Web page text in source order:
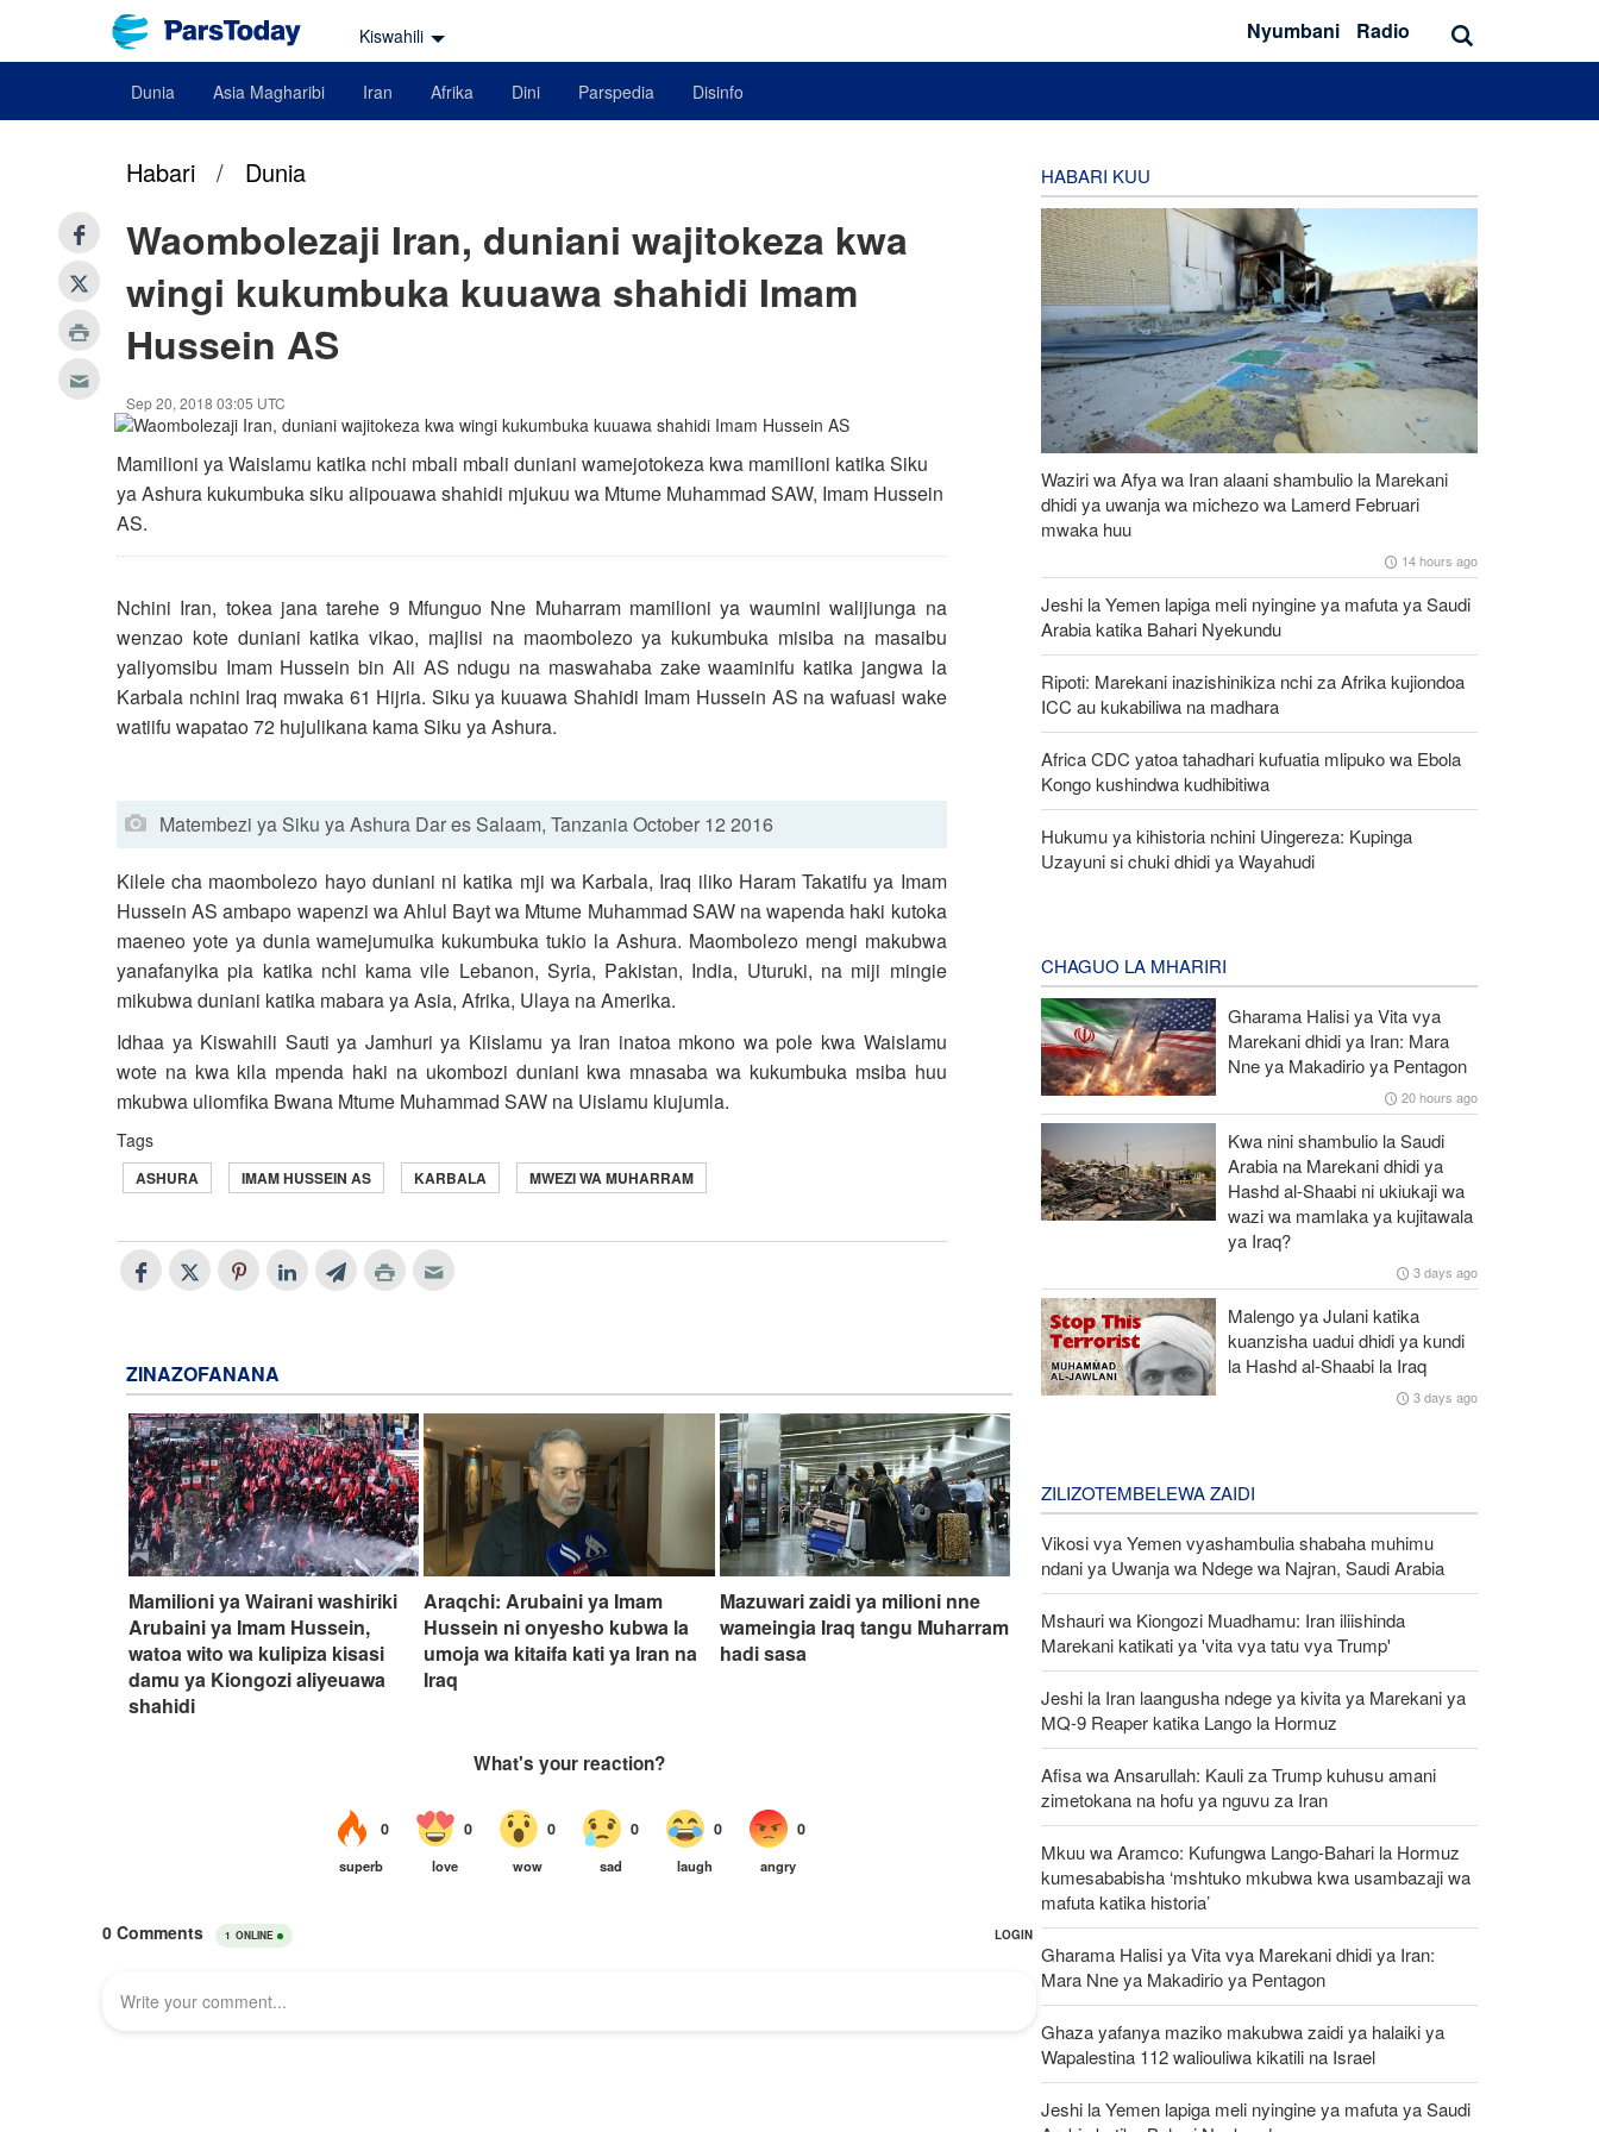
Kiswahili Nyumbani Radio
Dunia Asia Magharibi Iran Afrika Dini Parspedia Disinfo
Habari / Dunia
Waombolezaji Iran, duniani wajitokeza kwa
wingi kukumbuka kuuawa shahidi Imam
Hussein AS
Sep 20, 2018 03:05 UTC
Mamilioni ya Waislamu katika nchi mbali mbali duniani wamejotokeza kwa mamilioni katika Siku
ya Ashura kukumbuka siku alipouawa shahidi mjukuu wa Mtume Muhammad SAW, Imam Hussein
AS.
Nchini Iran, tokea jana tarehe 9 Mfunguo Nne Muharram mamilioni ya waumini walijiunga na
wenzao kote duniani katika vikao, majlisi na maombolezo ya kukumbuka misiba na masaibu
yaliyomsibu Imam Hussein bin Ali AS ndugu na maswahaba zake waaminifu katika jangwa la
Karbala nchini Iraq mwaka 61 Hijria. Siku ya kuuawa Shahidi Imam Hussein AS na wafuasi wake
watiifu wapatao 72 hujulikana kama Siku ya Ashura.
Matembezi ya Siku ya Ashura Dar es Salaam, Tanzania October 12 2016
Kilele cha maombolezo hayo duniani ni katika mji wa Karbala, Iraq iliko Haram Takatifu ya Imam
Hussein AS ambapo wapenzi wa Ahlul Bayt wa Mtume Muhammad SAW na wapenda haki kutoka
maeneo yote ya dunia wamejumuika kukumbuka tukio la Ashura. Maombolezo mengi makubwa
yanafanyika pia katika nchi kama vile Lebanon, Syria, Pakistan, India, Uturuki, na miji mingie
mikubwa duniani katika mabara ya Asia, Afrika, Ulaya na Amerika.
Idhaa ya Kiswahili Sauti ya Jamhuri ya Kiislamu ya Iran inatoa mkono wa pole kwa Waislamu
wote na kwa kila mpenda haki na ukombozi duniani kwa mnasaba wa kukumbuka msiba huu
mkubwa uliomfika Bwana Mtume Muhammad SAW na Uislamu kiujumla.
Tags
ASHURA IMAM HUSSEIN AS KARBALA MWEZI WA MUHARRAM
ZINAZOFANANA
Mamilioni ya Wairani washiriki
Arubaini ya Imam Hussein,
watoa wito wa kulipiza kisasi
damu ya Kiongozi aliyeuawa
shahidi
Araqchi: Arubaini ya Imam
Hussein ni onyesho kubwa la
umoja wa kitaifa kati ya Iran na
Iraq
Mazuwari zaidi ya milioni nne
wameingia Iraq tangu Muharram
hadi sasa
HABARI KUU
Waziri wa Afya wa Iran alaani shambulio la Marekani
dhidi ya uwanja wa michezo wa Lamerd Februari
mwaka huu
14 hours ago
Jeshi la Yemen lapiga meli nyingine ya mafuta ya Saudi
Arabia katika Bahari Nyekundu
Ripoti: Marekani inazishinikiza nchi za Afrika kujiondoa
ICC au kukabiliwa na madhara
Africa CDC yatoa tahadhari kufuatia mlipuko wa Ebola
Kongo kushindwa kudhibitiwa
Hukumu ya kihistoria nchini Uingereza: Kupinga
Uzayuni si chuki dhidi ya Wayahudi
CHAGUO LA MHARIRI
Gharama Halisi ya Vita vya
Marekani dhidi ya Iran: Mara
Nne ya Makadirio ya Pentagon
20 hours ago
Kwa nini shambulio la Saudi
Arabia na Marekani dhidi ya
Hashd al-Shaabi ni ukiukaji wa
wazi wa mamlaka ya kujitawala
ya Iraq?
3 days ago
Malengo ya Julani katika
kuanzisha uadui dhidi ya kundi
la Hashd al-Shaabi la Iraq
3 days ago
ZILIZOTEMBELEWA ZAIDI
Vikosi vya Yemen vyashambulia shabaha muhimu
ndani ya Uwanja wa Ndege wa Najran, Saudi Arabia
Mshauri wa Kiongozi Muadhamu: Iran iliishinda
Marekani katikati ya 'vita vya tatu vya Trump'
Jeshi la Iran laangusha ndege ya kivita ya Marekani ya
MQ-9 Reaper katika Lango la Hormuz
Afisa wa Ansarullah: Kauli za Trump kuhusu amani
zimetokana na hofu ya nguvu za Iran
Mkuu wa Aramco: Kufungwa Lango-Bahari la Hormuz
kumesababisha ‘mshtuko mkubwa kwa usambazaji wa
mafuta katika historia’
Gharama Halisi ya Vita vya Marekani dhidi ya Iran:
Mara Nne ya Makadirio ya Pentagon
Ghaza yafanya maziko makubwa zaidi ya halaiki ya
Wapalestina 112 waliouliwa kikatili na Israel
Jeshi la Yemen lapiga meli nyingine ya mafuta ya Saudi